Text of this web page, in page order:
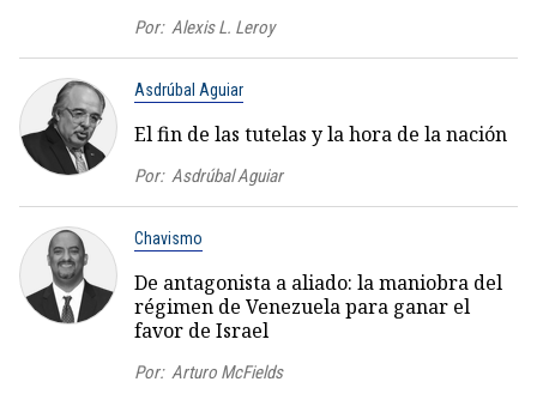
Por: Alexis L. Leroy
Asdrúbal Aguiar
El fin de las tutelas y la hora de la nación
Por: Asdrúbal Aguiar
Chavismo
De antagonista a aliado: la maniobra del
régimen de Venezuela para ganar el
favor de Israel
Por: Arturo McFields